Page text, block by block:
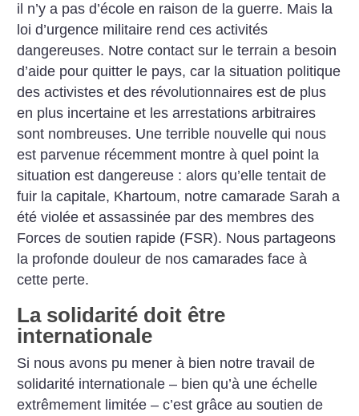
il n’y a pas d’école en raison de la guerre. Mais la
loi d’urgence militaire rend ces activités
dangereuses. Notre contact sur le terrain a besoin
d’aide pour quitter le pays, car la situation politique
des activistes et des révolutionnaires est de plus
en plus incertaine et les arrestations arbitraires
sont nombreuses. Une terrible nouvelle qui nous
est parvenue récemment montre à quel point la
situation est dangereuse : alors qu’elle tentait de
fuir la capitale, Khartoum, notre camarade Sarah a
été violée et assassinée par des membres des
Forces de soutien rapide (FSR). Nous partageons
la profonde douleur de nos camarades face à
cette perte.
La solidarité doit être
internationale
Si nous avons pu mener à bien notre travail de
solidarité internationale – bien qu’à une échelle
extrêmement limitée – c’est grâce au soutien de